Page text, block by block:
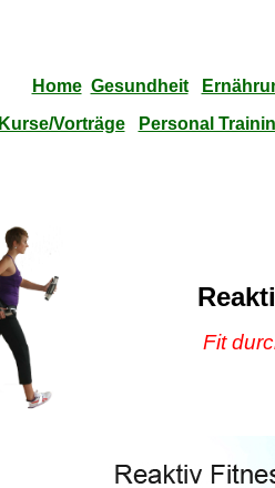
Home Gesundheit
Kurse/Vorträge
Personal
Fit